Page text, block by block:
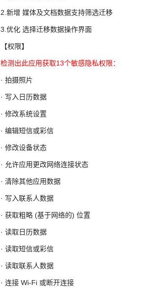
2.新增 媒体及文档数据支持筛选迁移
3.优化 选择迁移数据操作界面
【权限】
检测出此应用获取13个敏感隐私权限：
· 拍摄照片
· 写入日历数据
· 修改系统设置
· 编辑短信或彩信
· 修改设备状态
· 允许应用更改网络连接状态
· 清除其他应用数据
· 写入联系人数据
· 获取粗略 (基于网络的) 位置
· 读取日历数据
· 读取短信或彩信
· 读取联系人数据
· 连接 Wi-Fi 或断开连接